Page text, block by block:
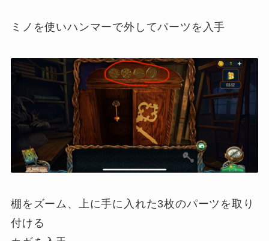
ミノを使いハンマーで外してパーツを入手
棚をズーム、上に手に入れた3枚のパーツを取り
付ける